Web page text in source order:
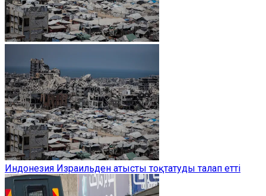
Индонезия Израильден атысты тоқтатуды талап етті